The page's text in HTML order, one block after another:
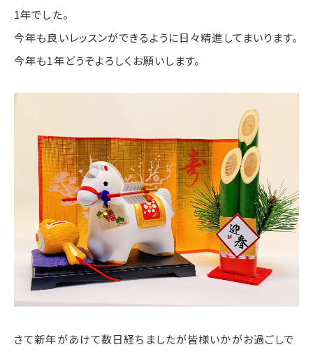
1年でした。
今年も良いレッスンができるように日々精進してまいります。
今年も1年どうぞよろしくお願いします。
さて新年があけて数日経ちましたが皆様いかがお過ごしで